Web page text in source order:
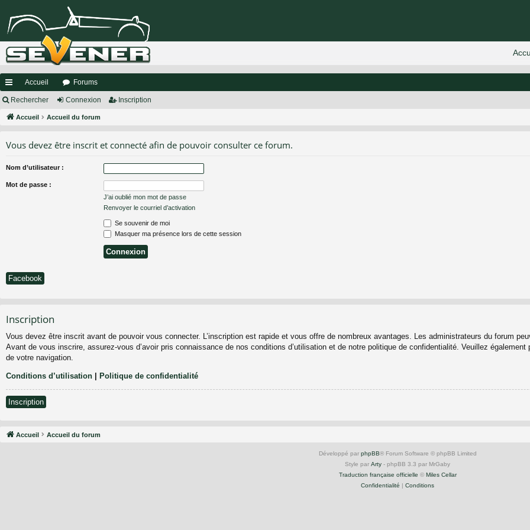
ac
co
s
Accueil Forums
Rechercher Connexion Inscription
Accueil Accueil du forum
Vous devez être inscrit et connecté afin de pouvoir consulter ce forum.
Nom d’utilisateur :
Mot de passe :
J’ai oublié mon mot de passe
Renvoyer le courriel d’activation
Se souvenir de moi
Masquer ma présence lors de cette session
Facebook
Inscription
Vous devez être inscrit avant de pouvoir vous connecter. L’inscription est rapide et vous offre de nombreux avantages. Les administrateurs du forum
Avant de vous inscrire, assurez-vous d’avoir pris connaissance de nos conditions d’utilisation et de notre politique de confidentialité. Veuillez
de votre navigation.
Conditions d’utilisation | Politique de confidentialité
Inscription
Accueil Accueil du forum
Développé par phpBB® Forum Software © phpBB Limited
Style par Arty - phpBB 3.3 par MrGaby
Traduction française officielle © Miles Cellar
Confidentialité | Conditions